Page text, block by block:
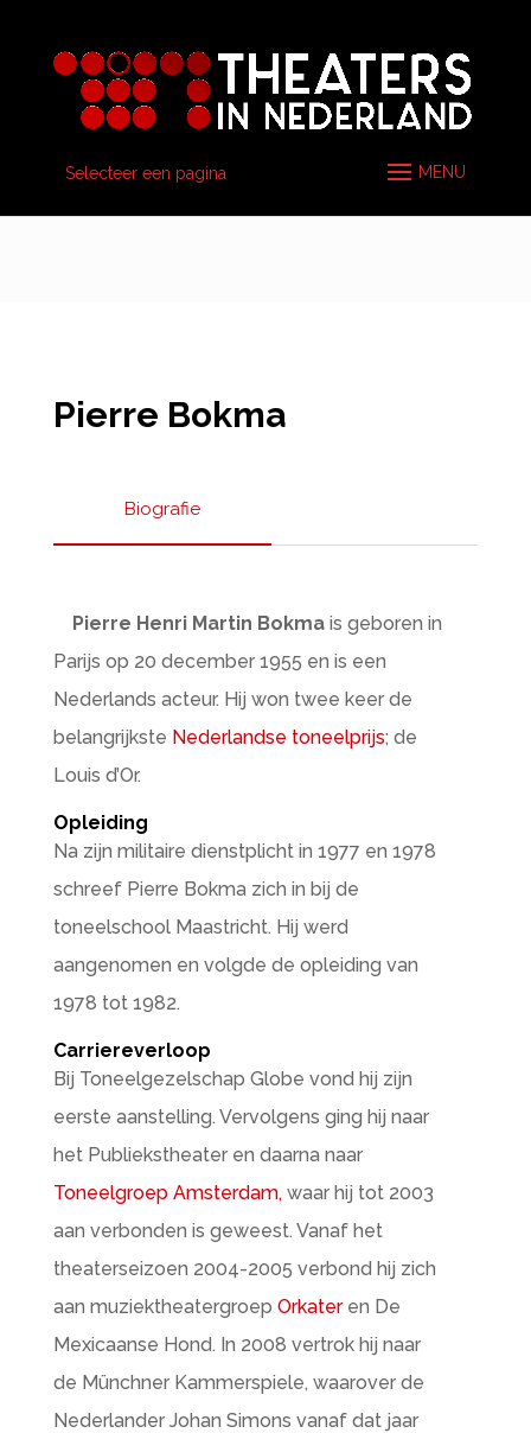
Selecteer een pagina
Pierre Bokma
Biografie
Pierre Henri Martin Bokmais geboren in
Parijs op 20 december 1955 en is een
Nederlands acteur. Hij won twee keer de
belangrijkste Nederlandse toneelprijs; de
Louis d’Or.
Opleiding
Na zijn militaire dienstplicht in 1977 en 1978
schreef Pierre Bokma zich in bij de
toneelschool Maastricht. Hij werd
aangenomen en volgde de opleiding van
1978 tot 1982.
Carriereverloop
Bij Toneelgezelschap Globe vond hij zijn
eerste aanstelling. Vervolgens ging hij naar
het Publiekstheater en daarna naar
Toneelgroep Amsterdam,waar hij tot 2003
aan verbonden is geweest. Vanaf het
theaterseizoen 2004-2005 verbond hij zich
aan muziektheatergroep Orkateren De
Mexicaanse Hond. In 2008 vertrok hij naar
de Münchner Kammerspiele, waarover de
Nederlander Johan Simons vanaf dat jaar